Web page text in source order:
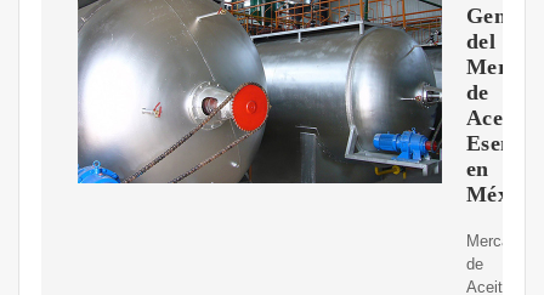
del
de
Aceites
en
México
Mercado
de
Aceites